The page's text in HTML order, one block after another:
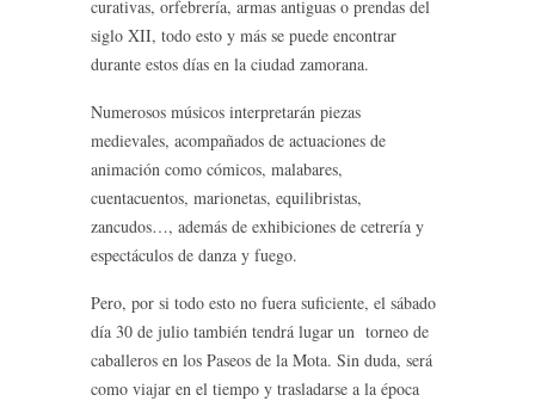
curativas, orfebrería, armas antiguas o prendas del
siglo XII, todo esto y más se puede encontrar
durante estos días en la ciudad zamorana.
Numerosos músicos interpretarán piezas
medievales, acompañados de actuaciones de
animación como cómicos, malabares,
cuentacuentos, marionetas, equilibristas,
zancudos…, además de exhibiciones de cetrería y
espectáculos de danza y fuego.
Pero, por si todo esto no fuera suficiente, el sábado
día 30 de julio también tendrá lugar un torneo de
caballeros en los Paseos de la Mota. Sin duda, será
como viajar en el tiempo y trasladarse a la época